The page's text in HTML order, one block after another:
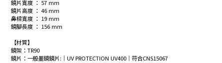
鏡片寬度 ： 57 mm
鏡片高度 ： 46 mm
鼻樑寬度 ： 19 mm
鏡腳長度 ： 156 mm
【材質】
鏡架：TR90
鏡片：一般墨鏡鏡片:│UV PROTECTION UV400│符合CNS15067